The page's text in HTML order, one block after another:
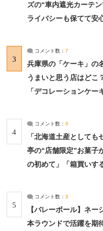
ズの“車内遮光カーテ
ライバシーも保てて安
3
コメント数： 7
兵庫県の「ケーキ」
うまいと思う店はどこ
「デコレーションケー
4
コメント数： 5
「北海道土産としても
亭の“店舗限定”お菓
の初めて」「箱買いす
5
コメント数： 3
【バレーボール】ネー
本ラウンドで活躍を期